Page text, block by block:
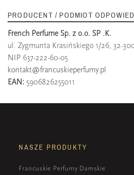
PRODUCENT / PODMIOT
French Perfume Sp. z o.o. SP .K.
ul. Zygmunta Krasińskiego 1/26, 32-
NIP 637-222-60-05
kontakt@francuskieperfumy.pl
EAN: 5906826255011
NASZE PRODUKTY
Francuskie Perfumy Damskie